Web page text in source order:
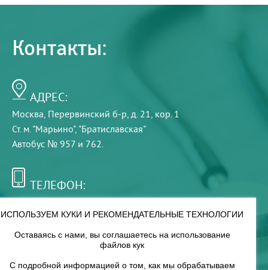
Контакты:
АДРЕС:
Москва, Перервинский б-р, д. 21, кор. 1
Ст. м. "Марьино", "Братиславская"
Автобус № 957 и 762.
ТЕЛЕФОН:
РЕЖИМ РАБОТЫ:
8 — 18
ИСПОЛЬЗУЕМ КУКИ И РЕКОМЕНДАТЕЛЬНЫЕ ТЕХНОЛОГИИ
Оставаясь с нами, вы соглашаетесь на использование
файлов кук
С подробной информацией о том, как мы обрабатываем